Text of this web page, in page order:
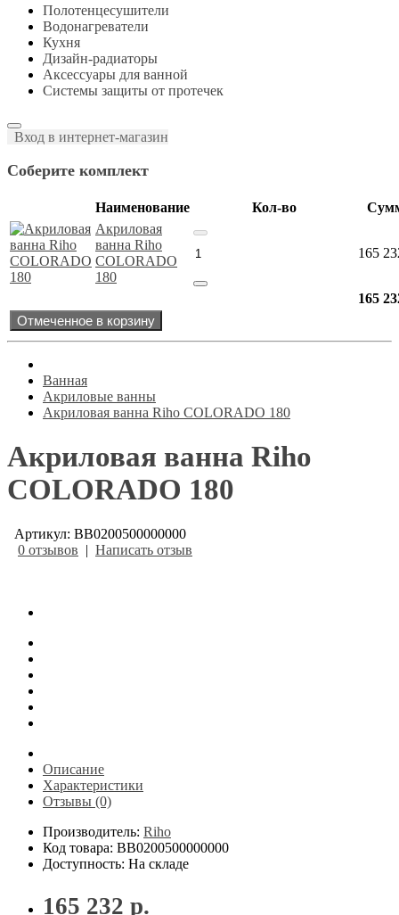
Полотенцесушители
Водонагреватели
Кухня
Дизайн-радиаторы
Аксессуары для ванной
Системы защиты от протечек
Вход в интернет-магазин
Соберите комплект
Наименование Кол-во
Акриловая
ванна Riho
COLORADO
180
165
165
Отмеченное в корзину
Ванная
Акриловые ванны
Акриловая ванна Riho COLORADO 180
Акриловая ванна Riho
COLORADO 180
Артикул: BB0200500000000
0 отзывов | Написать отзыв
Описание
Характеристики
Отзывы (0)
Производитель: Riho
Код товара: BB0200500000000
Доступность: На складе
165 232 р.